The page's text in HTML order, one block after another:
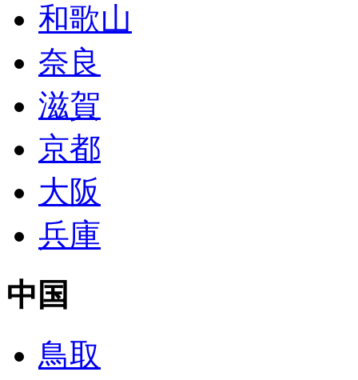
和歌山
奈良
滋賀
京都
大阪
兵庫
中国
鳥取